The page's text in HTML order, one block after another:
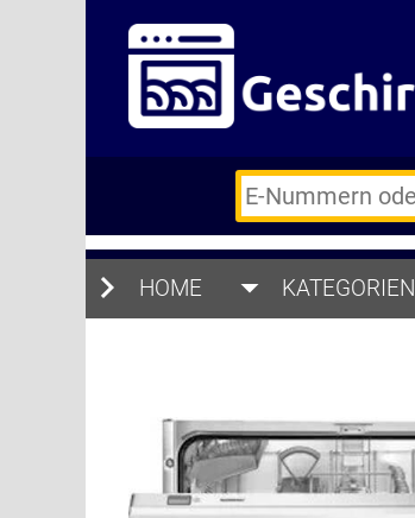
E-
des
oder
Zubehörs
(keine
HOME KATEGORIEN